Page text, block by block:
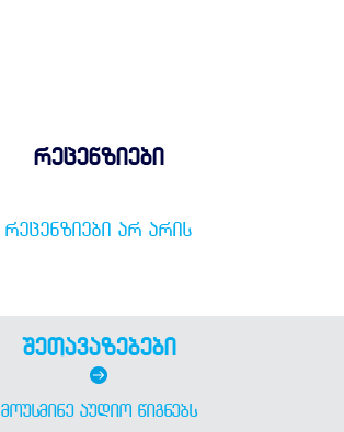
რეცენზიები
ᲠᲔᲪᲔᲜᲖᲘᲔᲑᲘ ᲐᲠ ᲐᲠᲘᲡ
შეთავაზებები
ᲛᲝᲣᲡᲛᲘᲜᲔ ᲐᲣᲓᲘᲝ ᲬᲘᲒᲜᲔᲑᲡ